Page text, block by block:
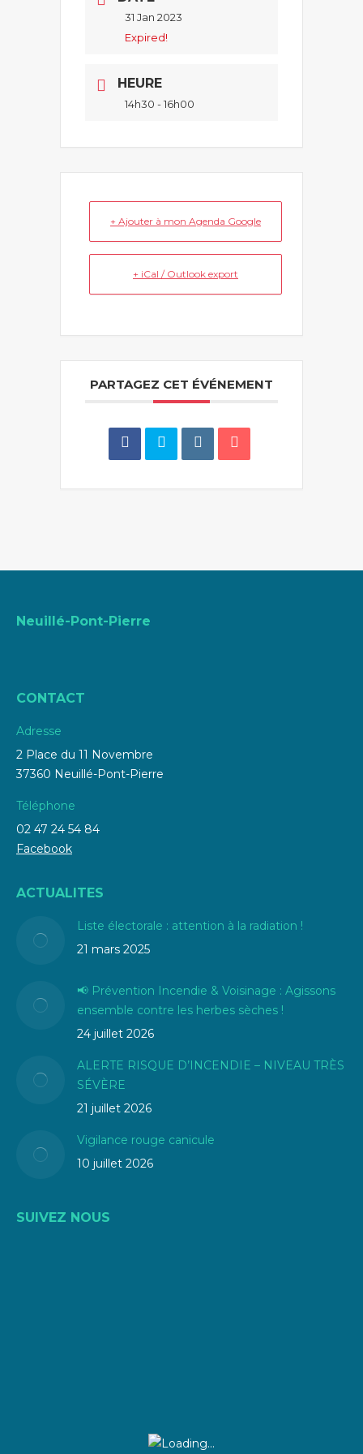
31 Jan 2023
Expired!
HEURE
14h30 - 16h00
+ Ajouter à mon Agenda Google
+ iCal / Outlook export
PARTAGEZ CET ÉVÉNEMENT
Neuillé-Pont-Pierre
CONTACT
Adresse
2 Place du 11 Novembre
37360 Neuillé-Pont-Pierre
Téléphone
02 47 24 54 84
Facebook
ACTUALITES
Liste électorale : attention à la radiation !
21 mars 2025
📢 Prévention Incendie & Voisinage : Agissons
ensemble contre les herbes sèches !
24 juillet 2026
ALERTE RISQUE D’INCENDIE – NIVEAU TRÈS
SÉVÈRE
21 juillet 2026
Vigilance rouge canicule
10 juillet 2026
SUIVEZ NOUS